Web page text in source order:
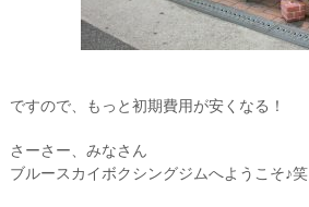
ですので、もっと初期費用が安くなる！
さーさー、みなさん
ブルースカイボクシングジムへようこそ♪笑